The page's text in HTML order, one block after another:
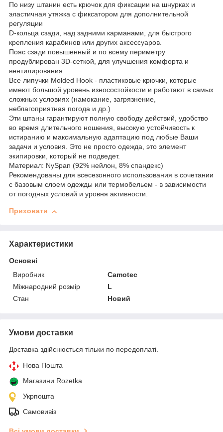
По низу штанин есть крючок для фиксации на шнурках и
эластичная утяжка с фиксатором для дополнительной
регуляции
D-кольца сзади, над задними карманами, для быстрого
крепления карабинов или других аксессуаров.
Пояс сзади повышенный и по всему периметру
продублирован 3D-сеткой, для улучшения комфорта и
вентилирования.
Все липучки Molded Hook - пластиковые крючки, которые
имеют большой уровень износостойкости и работают в самых
сложных условиях (намокание, загрязнение,
неблагоприятная погода и др.)
Эти штаны гарантируют полную свободу действий, удобство
во время длительного ношения, высокую устойчивость к
истиранию и максимальную адаптацию под любые Ваши
задачи и условия. Это не просто одежда, это элемент
экипировки, который не подведет.
Материал: NySpan (92% нейлон, 8% спандекс)
Рекомендованы для всесезонного использования в сочетании
с базовым слоем одежды или термобельем - в зависимости
от погодных условий и уровня активности.
Приховати
Характеристики
Основні
Виробник
Camotec
Міжнародний розмір
L
Стан
Новий
Умови доставки
Доставка здійснюється тільки по передоплаті.
Нова Пошта
Магазини Rozetka
Укрпошта
Самовивіз